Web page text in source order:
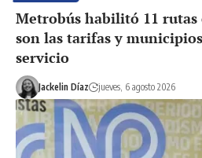
Metrobús habilitó 11 rutas
son las tarifas y
servicio
Jackelin Díaz jueves, 6 agosto 2026